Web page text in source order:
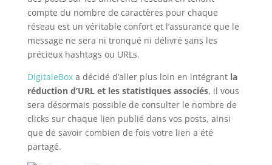
compte du nombre de caractères pour chaque
réseau est un véritable confort et l’assurance que le
message ne sera ni tronqué ni délivré sans les
précieux hashtags ou URLs.
DigitaleBoxa décidé d’aller plus loin en intégrant la
réduction d’URL et les statistiques associés, il vous
sera désormais possible de consulter le nombre de
clicks sur chaque lien publié dans vos posts, ainsi
que de savoir combien de fois votre lien a été
partagé.